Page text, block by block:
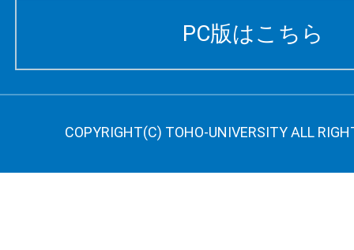
PC版はこちら
COPYRIGHT(C) TOHO-UNIVERSITY ALL